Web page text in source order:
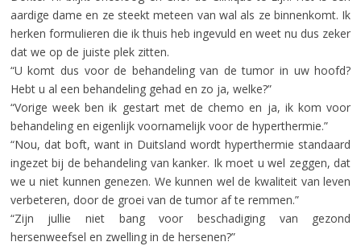
aardige dame en ze steekt meteen van wal als ze binnenkomt. Ik
herken formulieren die ik thuis heb ingevuld en weet nu dus zeker
dat we op de juiste plek zitten.
“U komt dus voor de behandeling van de tumor in uw hoofd?
Hebt u al een behandeling gehad en zo ja, welke?”
“Vorige week ben ik gestart met de chemo en ja, ik kom voor
behandeling en eigenlijk voornamelijk voor de hyperthermie.”
“Nou, dat boft, want in Duitsland wordt hyperthermie standaard
ingezet bij de behandeling van kanker. Ik moet u wel zeggen, dat
we u niet kunnen genezen. We kunnen wel de kwaliteit van leven
verbeteren, door de groei van de tumor af te remmen.”
“Zijn jullie niet bang voor beschadiging van gezond
hersenweefsel en zwelling in de hersenen?”